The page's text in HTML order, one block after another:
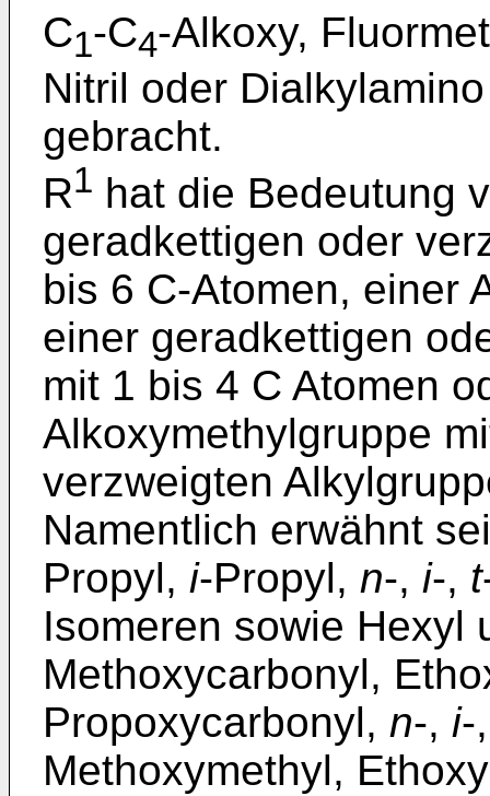
C1-C4-Alkoxy,
Nitril oder
gebracht.
R1 hat die Bedeutung
geradkettigen oder
bis 6 C-Atomen, einer
einer geradkettigen
mit 1 bis 4 C Atomen
Alkoxymethylgruppe
verzweigten
Namentlich erwähnt
Propyl, i-Propyl, n-, i-, t
Isomeren sowie Hexyl
Methoxycarbonyl,
Propoxycarbonyl, n-, i
Methoxymethyl,